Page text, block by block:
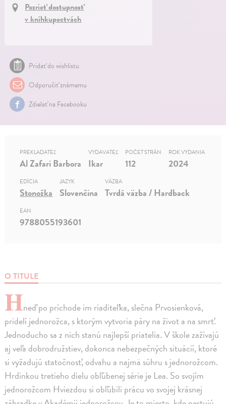
Pozrieť dostupnosť
v kníhkupectvách
Pridať do wishlistu
Odporučiť známemu
Zdielať na Facebooku
O TITULE
Hneď po príchode im riaditeľka, slečna Prvosienková,
pridelí jednorožca, s ktorým vytvoria páry na život a na smrť.
Jednoducho sa z nich stanú najlepší priatelia. V škole zažívajú
aj veľa dobrodružstiev, dokonca nebezpečných situácií, ktoré
si vyžadujú statočnosť, odvahu a najmä súhru s jednorožcom.
Hrdinkou tretieho dielu obľúbenej série je Lea. So svojím
jednorožcom Hviezdou si obľúbili prácu vo svojej krásnej
PREKLADATEĽ
Al Zafari Barbora
VYDAVATEĽ
Ikar
POČET STRÁN
112
ROK VYDANIA
2024
EDÍCIA
Stonožka
JAZYK
Slovenčina
VÄZBA
Tvrdá väzba / Hardback
EAN
9788055193601